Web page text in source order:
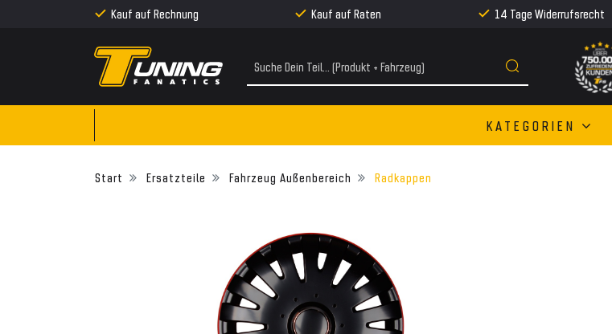
Kauf auf Rechnung Kauf auf Raten 14 Tage Widerrufsrecht
KATEGORIEN
Ersatzteile Fahrzeug Außenbereich Radkappen